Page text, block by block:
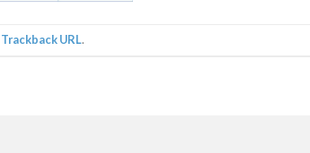
Trackback URL.